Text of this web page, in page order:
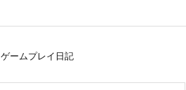
ゲームプレイ日記